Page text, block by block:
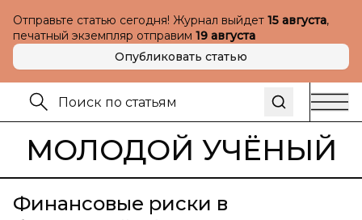
Отправьте статью сегодня! Журнал выйдет 15 августа,
печатный экземпляр отправим 19 августа
Опубликовать статью
МОЛОДОЙ УЧЁНЫЙ
Финансовые риски в